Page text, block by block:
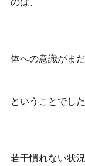
体への意識がまだ
ということでした
若干慣れない状